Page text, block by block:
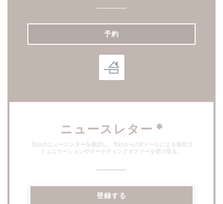
予約
ニュースレター *
当社のニュースレターを購読し、当社からのEメールによる個別コ
ミュニケーションやマーケティングオファーを受け取る。
登録する